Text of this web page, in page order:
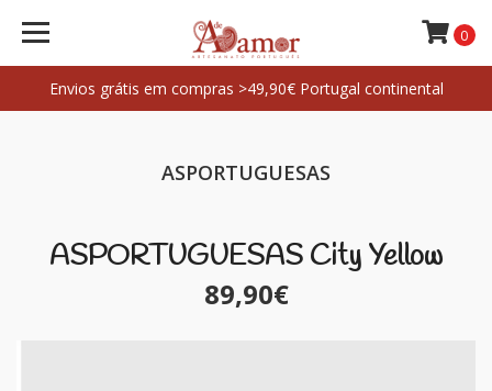
Envios grátis em compras >49,90€ Portugal continental
0
ASPORTUGUESAS
ASPORTUGUESAS City Yellow
89,90€